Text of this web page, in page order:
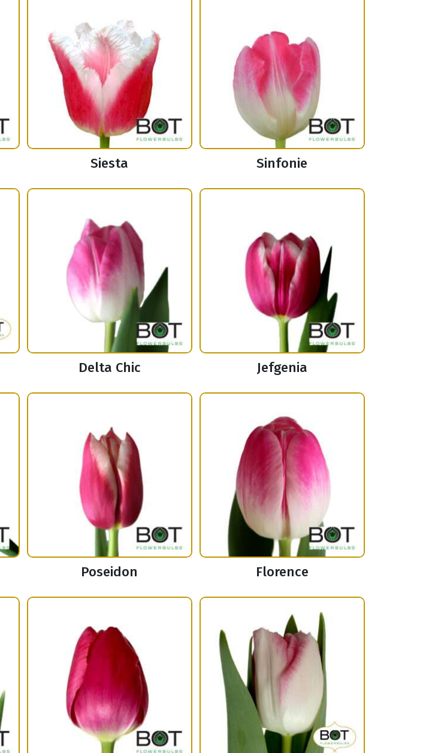
Siesta Sinfonie
Delta Chic Jefgenia
Poseidon Florence